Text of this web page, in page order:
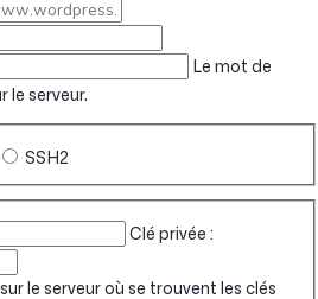
Le mot de
le serveur.
SSH2
Clé privée :
le serveur où se trouvent les clés